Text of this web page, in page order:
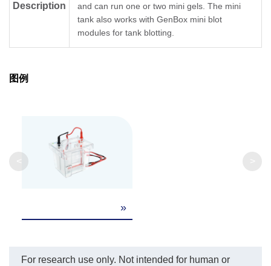
Description
and can run one or two mini gels. The mini
tank also works with GenBox mini blot
modules for tank blotting.
图例
»
For research use only. Not intended for human or